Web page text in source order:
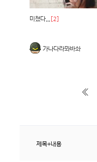
미쳤다... [2]
가나다라뫄바솨